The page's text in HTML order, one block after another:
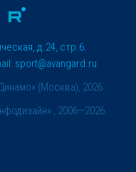
(Москва), 2026
д.24, стр.6.
sport@avangard.ru
, 2006—2026